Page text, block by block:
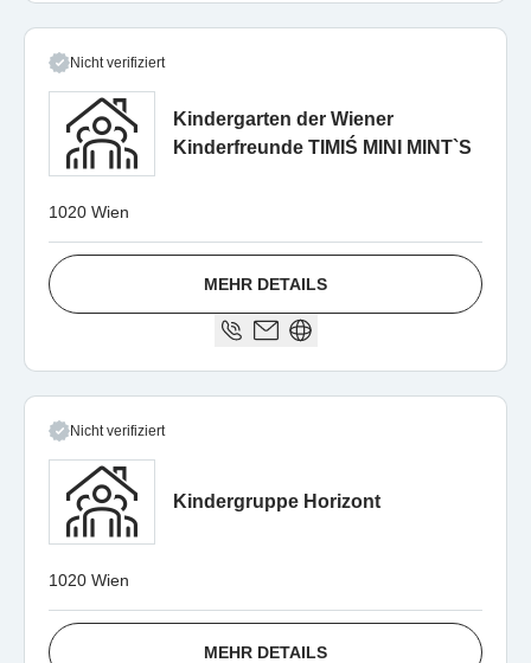
Nicht verifiziert
Kindergarten der Wiener
Kinderfreunde TIMIŚ MINI MINT`S
1020 Wien
MEHR DETAILS
Nicht verifiziert
Kindergruppe Horizont
1020 Wien
MEHR DETAILS